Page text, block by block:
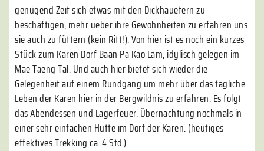
genügend Zeit sich etwas mit den Dickhauetern zu
beschäftigen, mehr ueber ihre Gewohnheiten zu erfahren uns
sie auch zu füttern (kein Ritt!). Von hier ist es noch ein kurzes
Stück zum Karen Dorf Baan Pa Kao Lam, idylisch gelegen im
Mae Taeng Tal. Und auch hier bietet sich wieder die
Gelegenheit auf einem Rundgang um mehr über das tägliche
Leben der Karen hier in der Bergwildnis zu erfahren. Es folgt
das Abendessen und Lagerfeuer. Übernachtung nochmals in
einer sehr einfachen Hütte im Dorf der Karen. (heutiges
effektives Trekking ca. 4 Std.)